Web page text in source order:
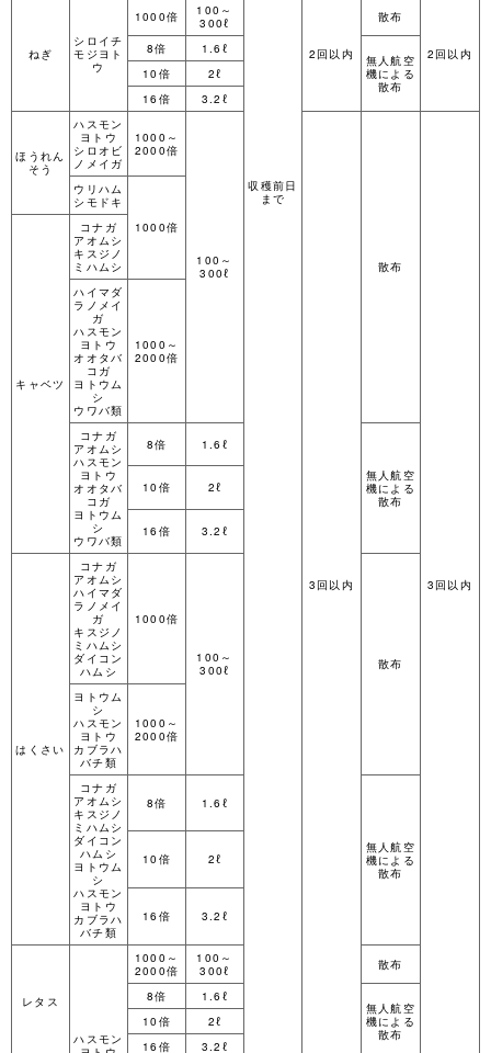
収穫前日
まで
ねぎ
シロイチ
モジヨト
ウ
1000倍
100～
300ℓ
2回以内
散布
2回以内
8倍 1.6ℓ
無人航空
機による
散布
10倍
2ℓ
16倍
3.2ℓ
ほうれん
そう
ハスモン
ヨトウ
シロオビ
ノメイガ
1000～
2000倍
100～
300ℓ
3回以内
散布
3回以内
ウリハム
シモドキ
1000倍
キャベツ
コナガ
アオムシ
キスジノ
ミハムシ
ハイマダ
ラノメイ
ガ
ハスモン
ヨトウ
オオタバ
コガ
ヨトウム
シ
ウワバ類
1000～
2000倍
コナガ
アオムシ
ハスモン
ヨトウ
オオタバ
コガ
ヨトウム
シ
ウワバ類
8倍
1.6ℓ
無人航空
機による
散布
10倍 2ℓ
16倍 3.2ℓ
はくさい
コナガ
アオムシ
ハイマダ
ラノメイ
ガ
キスジノ
ミハムシ
ダイコン
ハムシ
1000倍
100～
300ℓ
散布
ヨトウム
シ
ハスモン
ヨトウ
カブラハ
バチ類
1000～
2000倍
コナガ
アオムシ
キスジノ
ミハムシ
ダイコン
ハムシ
ヨトウム
シ
ハスモン
ヨトウ
カブラハ
バチ類
8倍 1.6ℓ
無人航空
機による
散布
10倍 2ℓ
16倍 3.2ℓ
レタス
ハスモン
1000～
2000倍
100～
300ℓ
散布
8倍 1.6ℓ
無人航空
機による
散布
10倍
2ℓ
16倍
3.2ℓ